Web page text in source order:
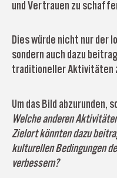
und Vertrauen zu
Dies würde nicht nur der
sondern auch dazu
traditioneller Aktivitäten
Um das Bild abzurunden,
Welche anderen
Zielort könnten dazu
kulturellen Bedingungen
verbessern?